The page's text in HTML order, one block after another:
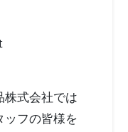
株式会社では
ッフの皆様を